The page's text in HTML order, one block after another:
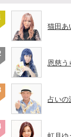
猫田あ
恩慈う
占いの